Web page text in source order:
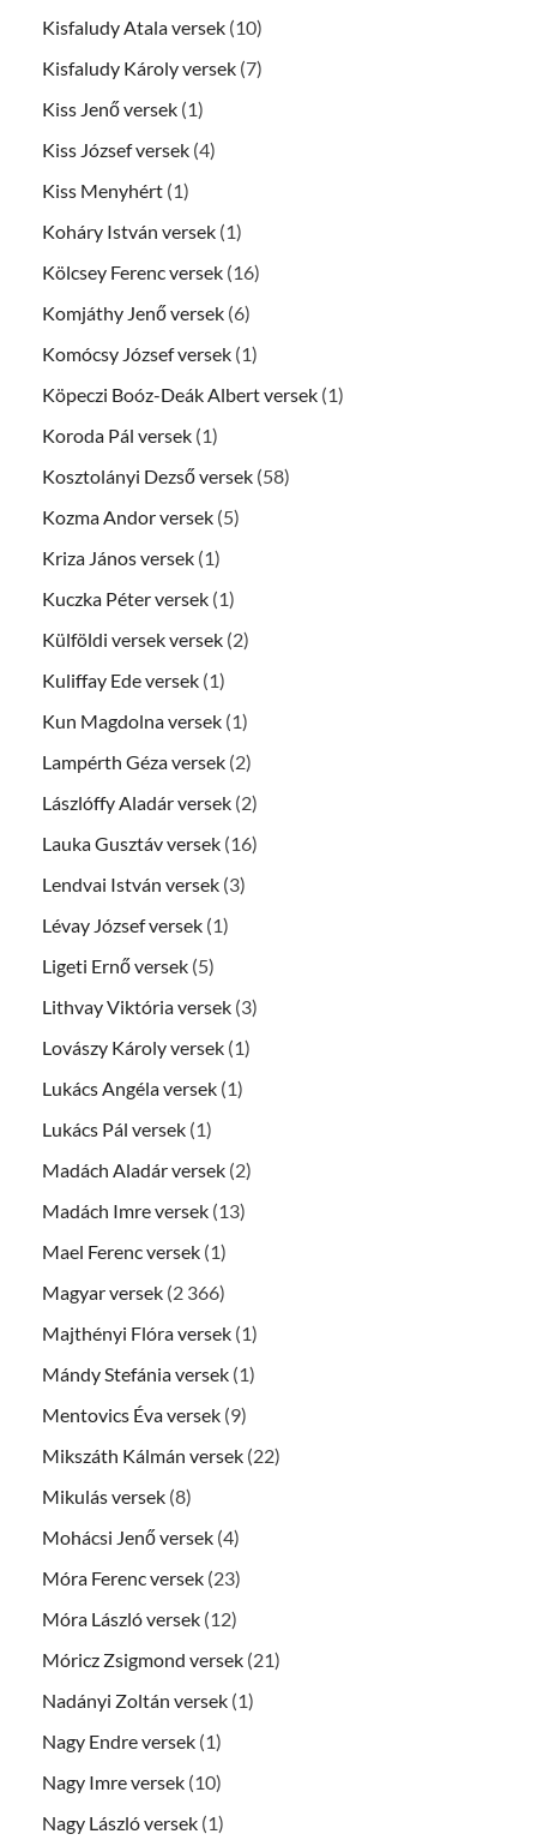
Kisfaludy Atala versek (10)
Kisfaludy Károly versek (7)
Kiss Jenő versek (1)
Kiss József versek (4)
Kiss Menyhért (1)
Koháry István versek (1)
Kölcsey Ferenc versek (16)
Komjáthy Jenő versek (6)
Komócsy József versek (1)
Köpeczi Boóz-Deák Albert versek (1)
Koroda Pál versek (1)
Kosztolányi Dezső versek (58)
Kozma Andor versek (5)
Kriza János versek (1)
Kuczka Péter versek (1)
Külföldi versek versek (2)
Kuliffay Ede versek (1)
Kun Magdolna versek (1)
Lampérth Géza versek (2)
Lászlóffy Aladár versek (2)
Lauka Gusztáv versek (16)
Lendvai István versek (3)
Lévay József versek (1)
Ligeti Ernő versek (5)
Lithvay Viktória versek (3)
Lovászy Károly versek (1)
Lukács Angéla versek (1)
Lukács Pál versek (1)
Madách Aladár versek (2)
Madách Imre versek (13)
Mael Ferenc versek (1)
Magyar versek (2 366)
Majthényi Flóra versek (1)
Mándy Stefánia versek (1)
Mentovics Éva versek (9)
Mikszáth Kálmán versek (22)
Mikulás versek (8)
Mohácsi Jenő versek (4)
Móra Ferenc versek (23)
Móra László versek (12)
Móricz Zsigmond versek (21)
Nadányi Zoltán versek (1)
Nagy Endre versek (1)
Nagy Imre versek (10)
Nagy László versek (1)